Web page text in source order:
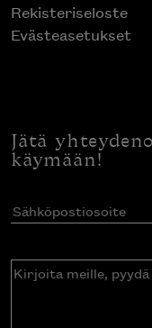
Rekisteriseloste
Evästeasetukset
Jätä
käymään!
Sähköpostiosoite
Kirjoita